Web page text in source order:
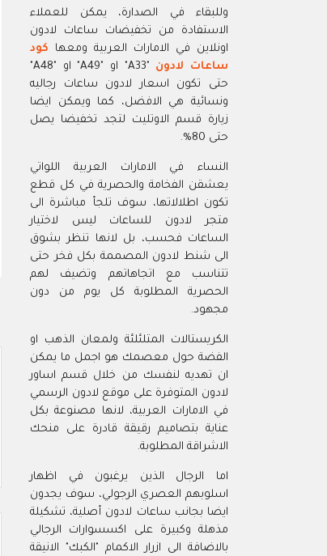
وللبقاء في الصدارة، يمكن للعملاء
الاستفادة من تخفيضات ساعات لادون
اونلاين في الامارات العربية ومعها كود
ساعات لادون
"A33" او "A49" او "A48"
حتى تكون اسعار لادون ساعات رجاليه
ونسائية هي الافضل، كما ويمكن ايضا
زيارة قسم الاوتليت لتجد تخفيضا يصل
حتى 80%.
النساء في الامارات العربية اللواتي
يعشقن الفخامة والحصرية في كل قطع
تكون اطلالاتها، سوف تلجأ مباشرة الى
متجر لادون للساعات ليس لاختيار
الساعات فحسب، بل لانها تنظر بشوق
الى شنط لادون المصممة بكل فخر حتى
تتناسب مع اتجاهاتهم وتضيف لهم
الحصرية المطلوبة كل يوم من دون
مجهود.
الكريستالات المتلئلئة ولمعان الذهب او
الفضة حول معصمك هو اجمل ما يمكن
ان تهديه لنفسك من خلال قسم اساور
لادون المتوفرة على موقع لادون الرسمي
في الامارات العربية، لانها مصنوعة بكل
عناية بتصاميم رقيقة قادرة على منحك
الاشراقة المطلوبة.
اما الرجال الذين يرغبون في اظهار
اسلوبهم العصري الرجولي، سوف يجدون
ايضا بجانب ساعات لادون أصلية، تشكيلة
مذهلة وكبيرة على اكسسوارات الرجالي
بالاضافة الى ازرار الاكمام "الكبك" الانيقة